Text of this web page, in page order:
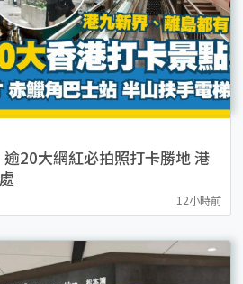
20大網紅必拍照打卡勝地 港
12小時前